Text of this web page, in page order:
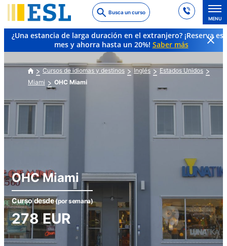
to
main
content
Busca un curso
MENU
¿Una estancia de larga duración en el extranjero? ¡Reserva
mes y ahorra hasta un 20%! Saber más
Cursos de idiomas y destinos Inglés
Estados Unidos
Miami
OHC Miami
OHC Miami
Curso desde(por semana)
278EUR